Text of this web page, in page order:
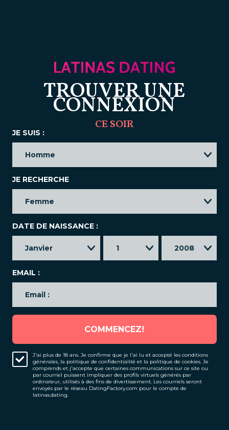
TROUVER UNE
CONNEXION
CE SOIR
JE SUIS :
JE RECHERCHE
DATE DE NAISSANCE :
EMAIL :
COMMENCEZ!
J'ai plus de 18 ans. Je confirme que je l'ai lu et accepté les conditions
générales, la politique de confidentialité et la politique de cookies. Je
comprends et j'accepte que certaines communications sur ce site ou
par courriel puissent impliquer des profils virtuels générés par
ordinateur, utilisés à des fins de divertissement. Les courriels seront
envoyés par le réseau DatingFactory.com pour le compte de
latinas.dating.